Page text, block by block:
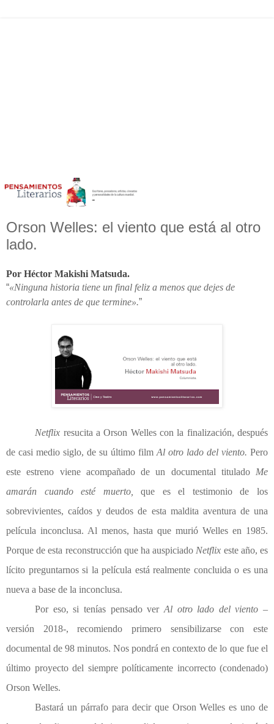
Orson Welles: el viento que está al otro
lado.
Por Héctor Makishi Matsuda.
“«Ninguna historia tiene un final feliz a menos que dejes de
controlarla antes de que termine».”
Netflix resucita a Orson Welles con la finalización, después
de casi medio siglo, de su último film Al otro lado del viento. Pero
este estreno viene acompañado de un documental titulado Me
amarán cuando esté muerto,que es el testimonio de los
sobrevivientes, caídos y deudos de esta maldita aventura de una
película inconclusa. Al menos, hasta que murió Welles en 1985.
Porque de esta reconstrucción que ha auspiciado Netflix este año, es
lícito preguntarnos si la película está realmente concluida o es una
nueva a base de la inconclusa.
Por eso, si tenías pensado ver Al otro lado del viento –
versión 2018-, recomiendo primero sensibilizarse con este
documental de 98 minutos. Nos pondrá en contexto de lo que fue el
último proyecto del siempre políticamente incorrecto (condenado)
Orson Welles.
Bastará un párrafo para decir que Orson Welles es uno de